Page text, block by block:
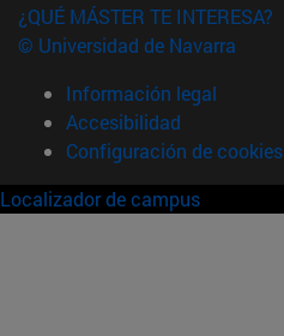
¿QUÉ MÁSTER TE INTERESA?
© Universidad de Navarra
Información legal
Accesibilidad
Configuración de cookies
Localizador de campus